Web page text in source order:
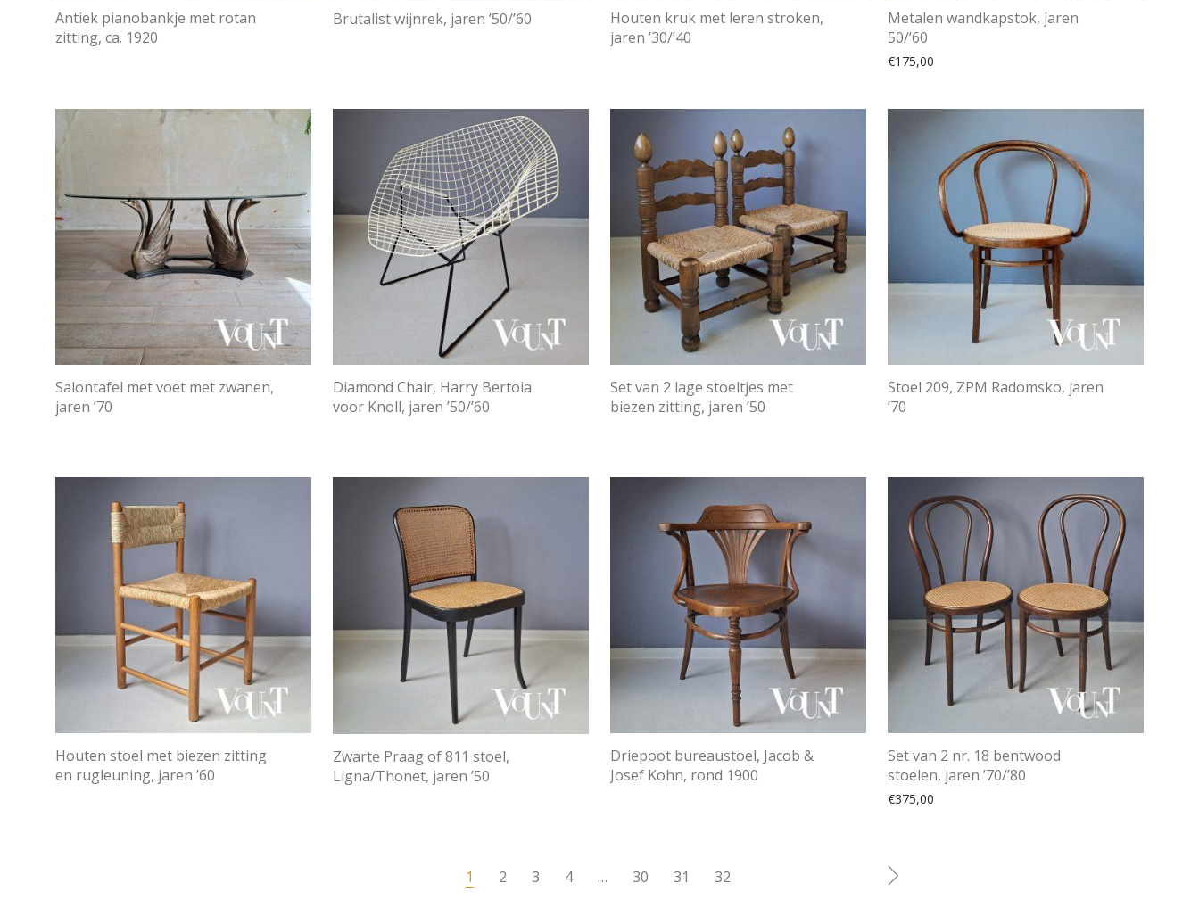
Antiek pianobankje met rotan
zitting, ca. 1920
Brutalist wijnrek, jaren ’50/’60
Houten kruk met leren stroken,
jaren ’30/’40
Metalen wandkapstok, jaren
50/’60
€175,00
Salontafel met voet met zwanen,
jaren ’70
Diamond Chair, Harry Bertoia
voor Knoll, jaren ’50/’60
Set van 2 lage stoeltjes met
biezen zitting, jaren ’50
Stoel 209, ZPM Radomsko, jaren
’70
Houten stoel met biezen zitting
en rugleuning, jaren ’60
Zwarte Praag of 811 stoel,
Ligna/Thonet, jaren ’50
Driepoot bureaustoel, Jacob &
Josef Kohn, rond 1900
Set van 2 nr. 18 bentwood
stoelen, jaren ’70/’80
€375,00
1 2 3 4 … 30 31 32